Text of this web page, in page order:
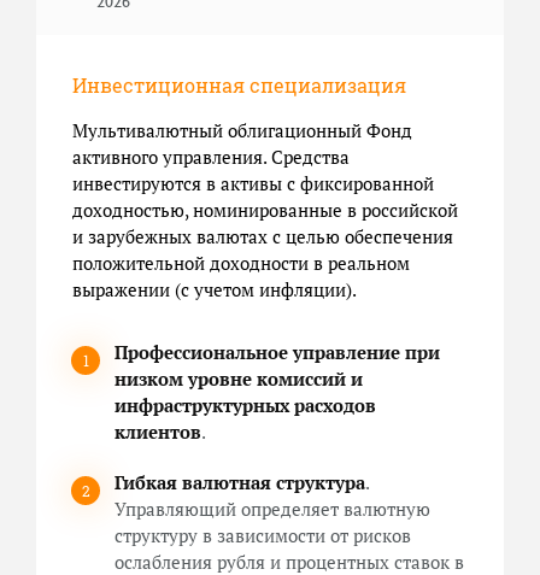
Инвестиционная специализация
Мультивалютный облигационный Фонд
активного управления. Средства
инвестируются в активы с фиксированной
доходностью, номинированные в российской
и зарубежных валютах с целью обеспечения
положительной доходности в реальном
выражении (с учетом инфляции).
Профессиональное управление при
низком уровне комиссий и
инфраструктурных расходов
клиентов.
Гибкая валютная структура.
Управляющий определяет валютную
структуру в зависимости от рисков
ослабления рубля и процентных ставок в